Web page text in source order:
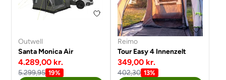
Outwell
Santa Monica Air
4.289,00 kr.
5.299,95 19%
Reimo
Tour Easy 4 Innenzelt
349,00 kr.
402,30 13%